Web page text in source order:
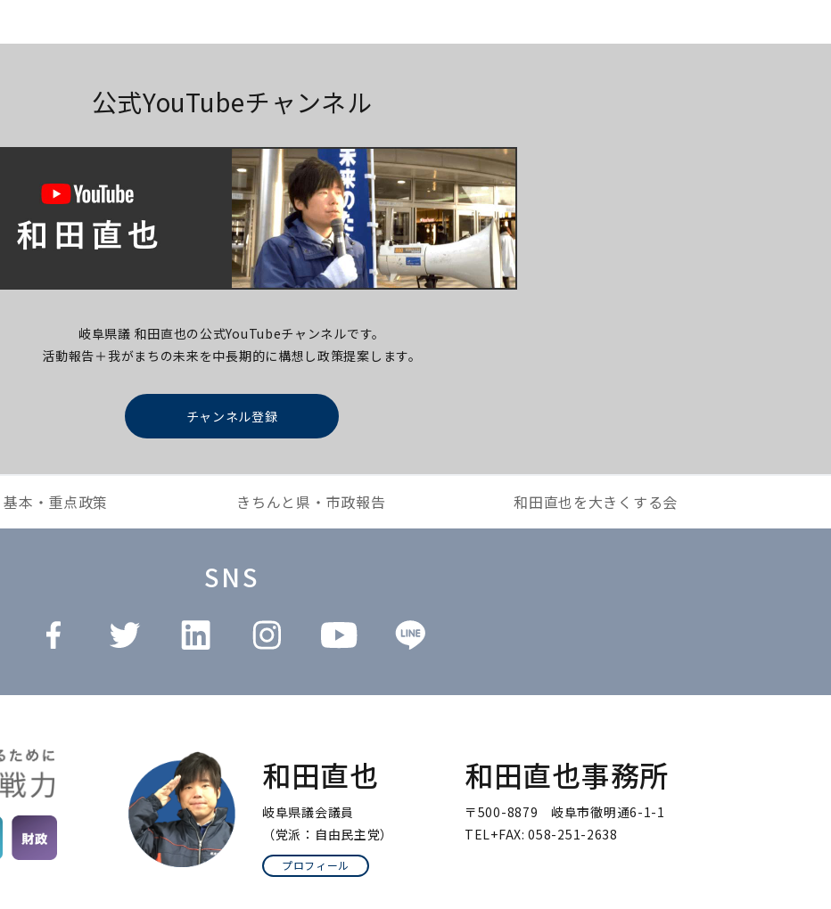
公式YouTubeチャンネル
岐阜県議 和田直也の公式YouTubeチャンネルです。
活動報告＋我がまちの未来を中長期的に構想し政策提案します。
チャンネル登録
基本・重点政策 きちんと県・市政報告 和田直也を大きくする会
SNS
和田直也
岐阜県議会議員
（党派：自由民主党）
プロフィール
和田直也事務所
〒500-8879 岐阜市徹明通6-1-1
TEL+FAX: 058-251-2638